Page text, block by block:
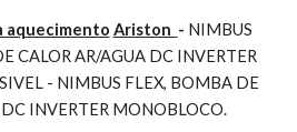
aquecimento Ariston - NIMBUS
CALOR AR/AGUA DC INVERTER
- NIMBUS FLEX, BOMBA DE
INVERTER MONOBLOCO.